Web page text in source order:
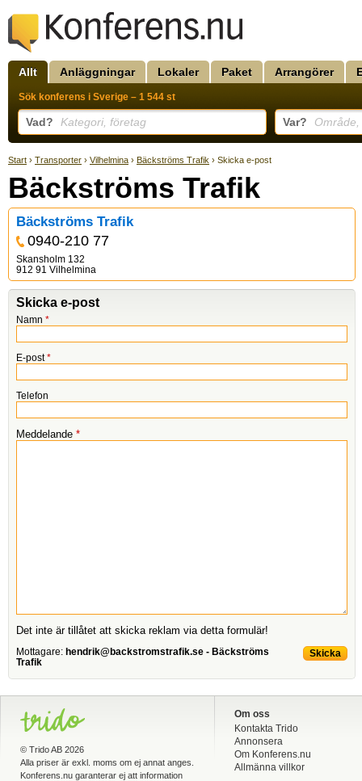
Allt Anläggningar Lokaler Paket Arrangörer
Sök konferens i Sverige – 1 544 st
Vad? Kategori, företag Var?
Start › Transporter › Vilhelmina › Bäckströms Trafik › Skicka e-post
Bäckströms Trafik
Bäckströms Trafik
0940-210 77
Skansholm 132
912 91 Vilhelmina
Skicka e-post
Namn *
E-post*
Telefon
Meddelande *
Det inte är tillåtet att skicka reklam via detta formulär!
Mottagare: hendrik@backstromstrafik.se - Bäckströms
Trafik
© Trido AB 2026
Alla priser är exkl. moms om ej annat anges.
Konferens.nu garanterar ej att information
Om oss
Kontakta Trido
Annonsera
Om Konferens.nu
Allmänna villkor